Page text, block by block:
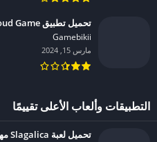
تحميل تطبيق Bikii Cloud Game مهكر للاندرويد 2024
Gamebikii‏
مارس 15, 2024
التطبيقات وألعاب الأعلى تقييمًا
تحميل لعبة Slagalica مهكرة للاندرويد 2024